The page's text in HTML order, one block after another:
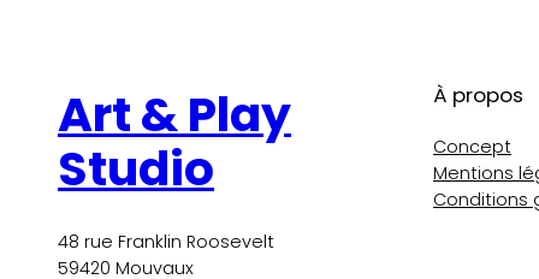
Art & Play
Studio
48 rue Franklin Roosevelt
59420 Mouvaux
À propos
Concept
Mentions
Conditions